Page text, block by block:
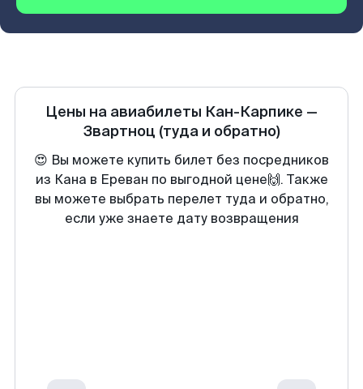
Цены на авиабилеты Кан-Карпике —
Звартноц (туда и обратно)
😍 Вы можете купить билет без посредников
из Кана в Ереван по выгодной цене🙌. Также
вы можете выбрать перелет туда и обратно,
если уже знаете дату возвращения